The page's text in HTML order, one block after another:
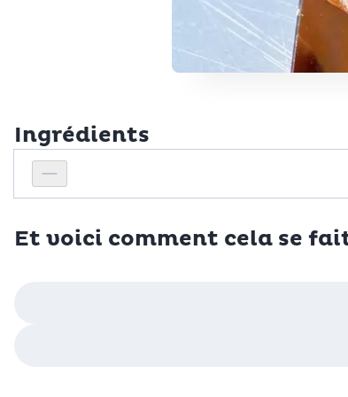
Ingrédients
Réduire le nombre de personnes
Personnes
Et voici comment cela se